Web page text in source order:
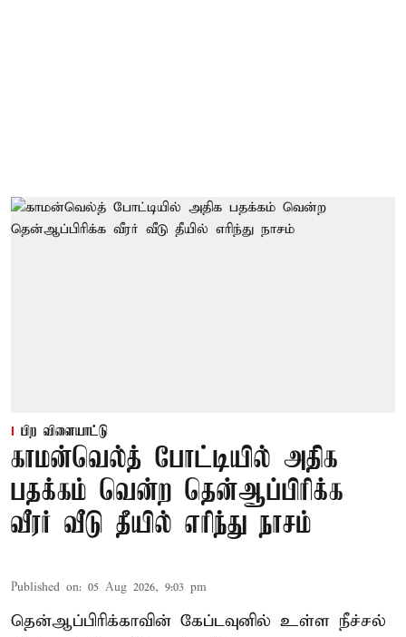
பிற விளையாட்டு
காமன்வெல்த் போட்டியில் அதிக
பதக்கம் வென்ற தென்ஆப்பிரிக்க
வீரர் வீடு தீயில் எரிந்து நாசம்
Published on: 05 Aug 2026, 9:03 pm
தென்ஆப்பிரிக்காவின் கேப்டவுனில் உள்ள நீச்சல்